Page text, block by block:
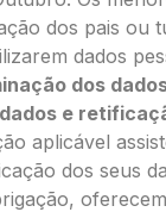
enviar?
Flores
dos pais ou
dados
dos
e
aplicável
dos seus